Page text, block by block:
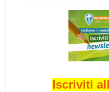
Iscriviti